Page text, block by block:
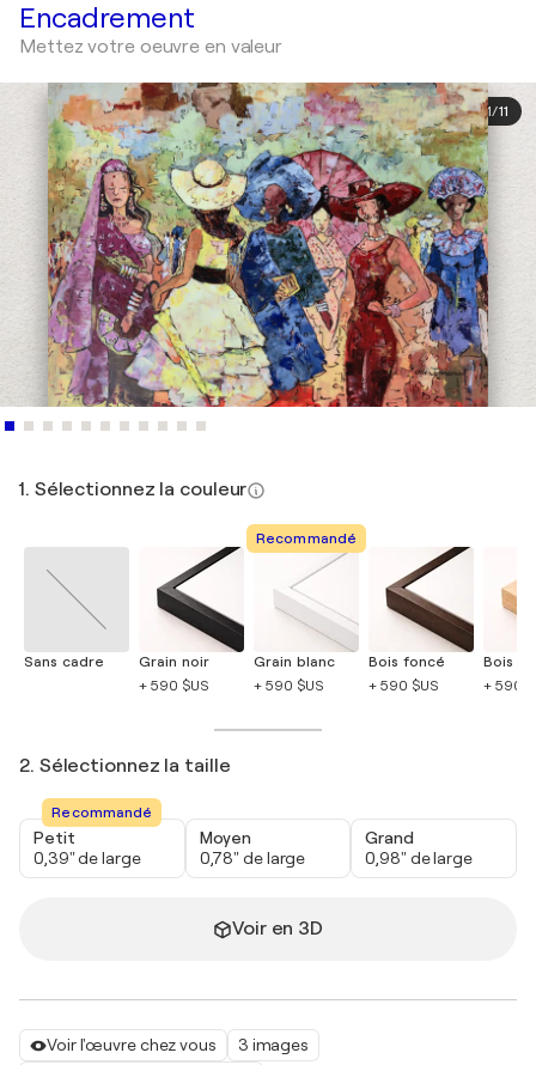
Voir l'œuvre chez vous
3 images
Encadrement
Mettez votre oeuvre en valeur
1/11
1. Sélectionnez la couleur
Sans cadre
Grain noir
+ 590 $US
Recommandé
Grain blanc
+ 590 $US
Bois foncé
+ 590 $US
Bois
+ 590
2. Sélectionnez la taille
Recommandé
Petit
0,39" de large
Moyen
0,78" de large
Grand
0,98" de large
Voir en 3D